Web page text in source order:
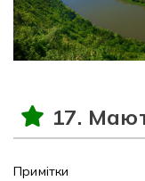
17.
Примітки